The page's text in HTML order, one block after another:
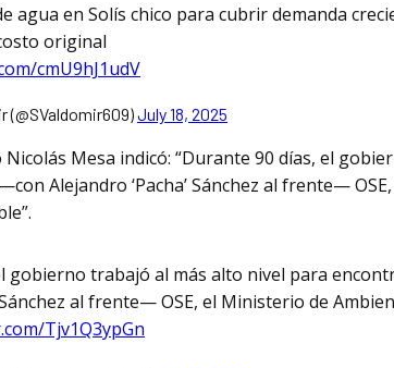
agua en Solís chico para cubrir demanda
original
cmU9hJ1udV
(@SValdomir609)July 18, 2025
Mesa indicó: “Durante 90 días, el
Alejandro ‘Pacha’ Sánchez al frente—
gobierno trabajó al más alto nivel para
al frente— OSE, el Ministerio de
Tjv1Q3ypGn